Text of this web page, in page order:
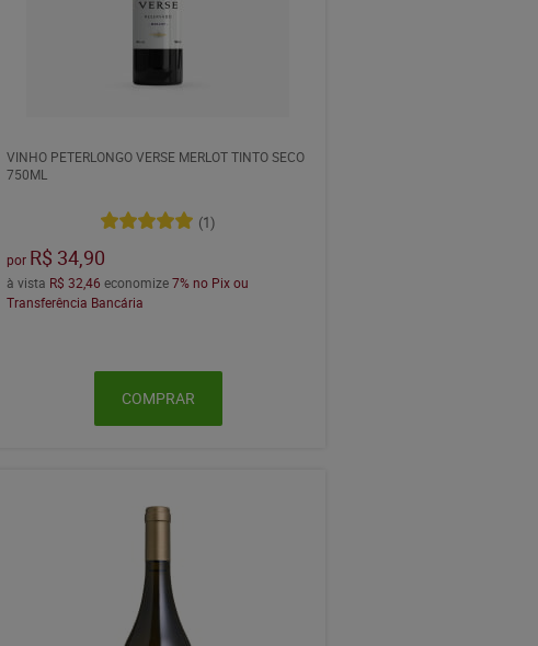
VINHO PETERLONGO VERSE MERLOT TINTO SECO
750ML
(1)
por R$ 34,90
à vista R$ 32,46 economize7% no Pix ou
Transferência Bancária
COMPRAR